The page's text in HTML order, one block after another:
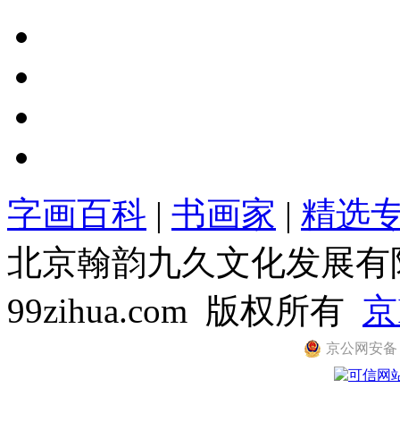
字画百科 | 书画家 | 精选
北京翰韵九久文化发展
99zihua.com 版权所有
京公网安备